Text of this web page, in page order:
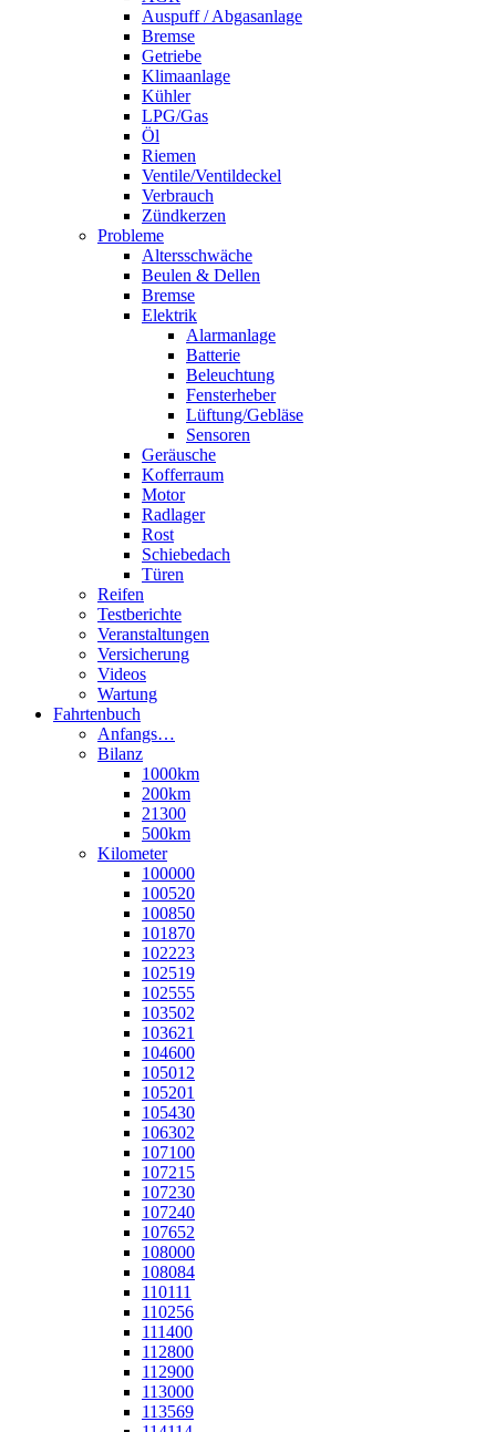
Auspuff / Abgasanlage
Bremse
Getriebe
Klimaanlage
Kühler
LPG/Gas
Öl
Riemen
Ventile/Ventildeckel
Verbrauch
Zündkerzen
Probleme
Altersschwäche
Beulen & Dellen
Bremse
Elektrik
Alarmanlage
Batterie
Beleuchtung
Fensterheber
Lüftung/Gebläse
Sensoren
Geräusche
Kofferraum
Motor
Radlager
Rost
Schiebedach
Türen
Reifen
Testberichte
Veranstaltungen
Versicherung
Videos
Wartung
Fahrtenbuch
Anfangs…
Bilanz
1000km
200km
21300
500km
Kilometer
100000
100520
100850
101870
102223
102519
102555
103502
103621
104600
105012
105201
105430
106302
107100
107215
107230
107240
107652
108000
108084
110111
110256
111400
112800
112900
113000
113569